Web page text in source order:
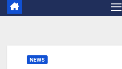
NEWS